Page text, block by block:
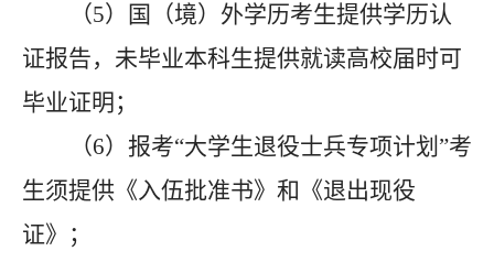
（5）国（境）外学历考生提供学历认
证报告，未毕业本科生提供就读高校届时可
毕业证明；
（6）报考“大学生退役士兵专项计划”考
生须提供《入伍批准书》和《退出现役
证》；